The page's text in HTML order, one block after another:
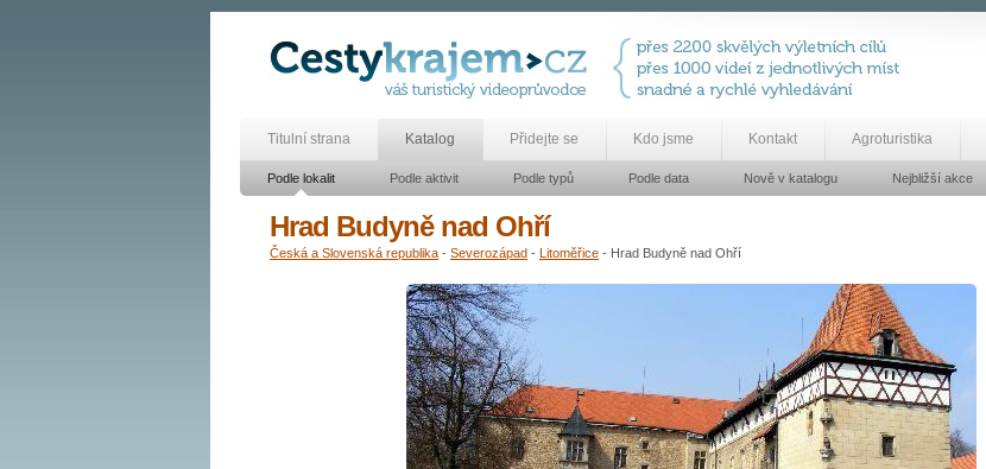
Titulní strana Katalog Přidejte se Kdo jsme Kontakt Agroturistika
Podle lokalit Podle aktivit Podle typů Podle data Nově v katalogu Nejbližší akce
Hrad Budyně nad Ohří
Česká a Slovenská republika - Severozápad - Litoměřice - Hrad Budyně nad Ohří